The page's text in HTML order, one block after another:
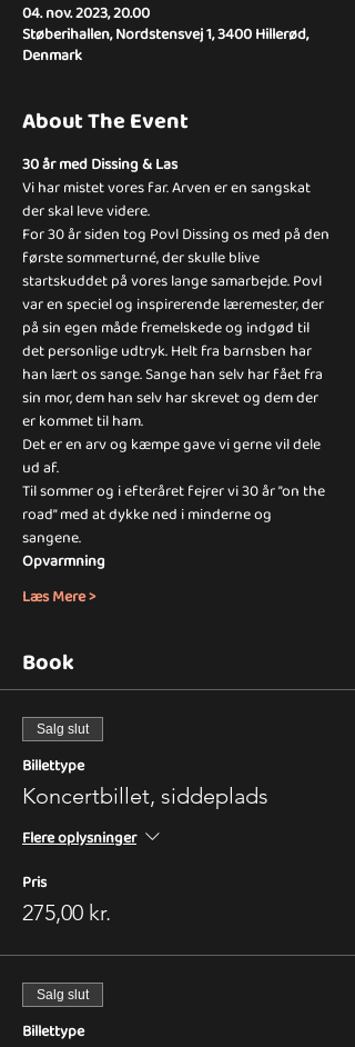
04. nov. 2023, 20.00
Støberihallen, Nordstensvej 1, 3400 Hillerød,
Denmark
About The Event
30 år med Dissing & Las
Vi har mistet vores far. Arven er en sangskat
der skal leve videre.
For 30 år siden tog Povl Dissing os med på den
første sommerturné, der skulle blive
startskuddet på vores lange samarbejde. Povl
var en speciel og inspirerende læremester, der
på sin egen måde fremelskede og indgød til
det personlige udtryk. Helt fra barnsben har
han lært os sange. Sange han selv har fået fra
sin mor, dem han selv har skrevet og dem der
er kommet til ham.
Det er en arv og kæmpe gave vi gerne vil dele
ud af.
Til sommer og i efteråret fejrer vi 30 år ”on the
road” med at dykke ned i minderne og
sangene.
Opvarmning
Læs Mere >
Book
Salg slut
Billettype
Koncertbillet, siddeplads
Flere oplysninger
Pris
275,00 kr.
Salg slut
Billettype